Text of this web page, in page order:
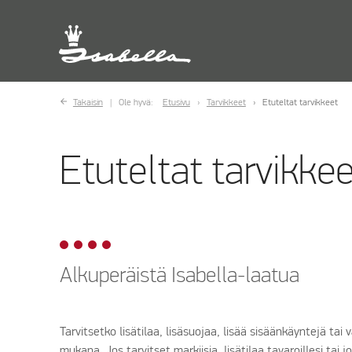
Takaisin Ole hyvä: Etusivu Tarvikkeet Etuteltat tarvikkeet
Etuteltat
Alkuperäistä Isabella-laatua
Tarvitsetko lisätilaa, lisäsuojaa, lisää sisäänkäyntejä